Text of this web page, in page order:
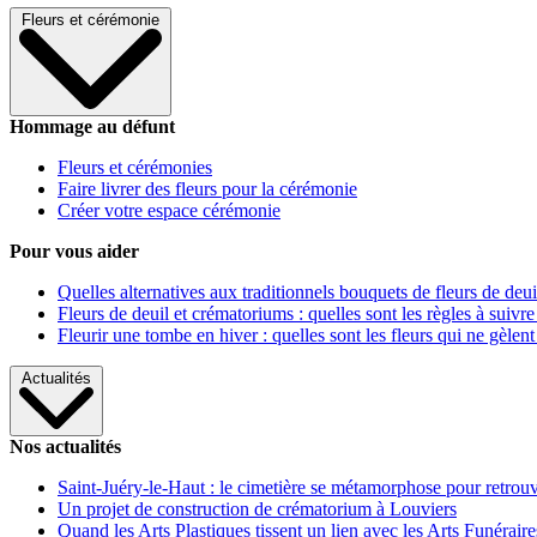
Fleurs et cérémonie
Hommage au défunt
Fleurs et cérémonies
Faire livrer des fleurs pour la cérémonie
Créer votre espace cérémonie
Pour vous aider
Quelles alternatives aux traditionnels bouquets de fleurs de
Fleurs de deuil et crématoriums : quelles sont les règles à
Fleurir une tombe en hiver : quelles sont les fleurs qui ne gèlent
Actualités
Nos actualités
Saint-Juéry-le-Haut : le cimetière se métamorphose pour
Un projet de construction de crématorium à Louviers
Quand les Arts Plastiques tissent un lien avec les Arts